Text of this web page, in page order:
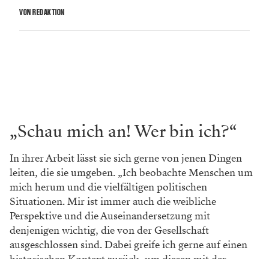
VON REDAKTION
„Schau mich an! Wer bin ich?“
In ihrer Arbeit lässt sie sich gerne von jenen Dingen
leiten, die sie umgeben. „Ich beobachte Menschen um
mich herum und die vielfältigen politischen
Situationen. Mir ist immer auch die weibliche
Perspektive und die Auseinandersetzung mit
denjenigen wichtig, die von der Gesellschaft
ausgeschlossen sind. Dabei greife ich gerne auf einen